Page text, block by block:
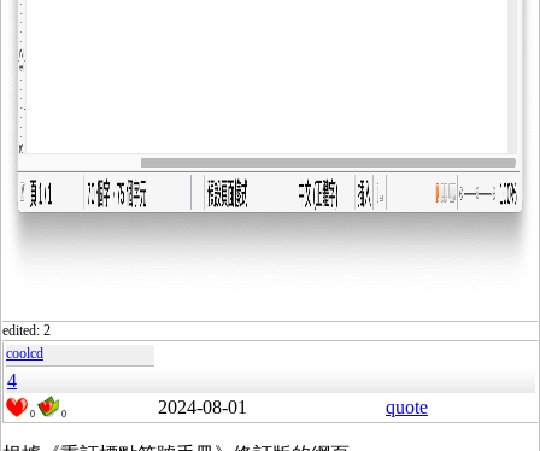
edited: 2
coolcd
4
0 0 2024-08-01 quote